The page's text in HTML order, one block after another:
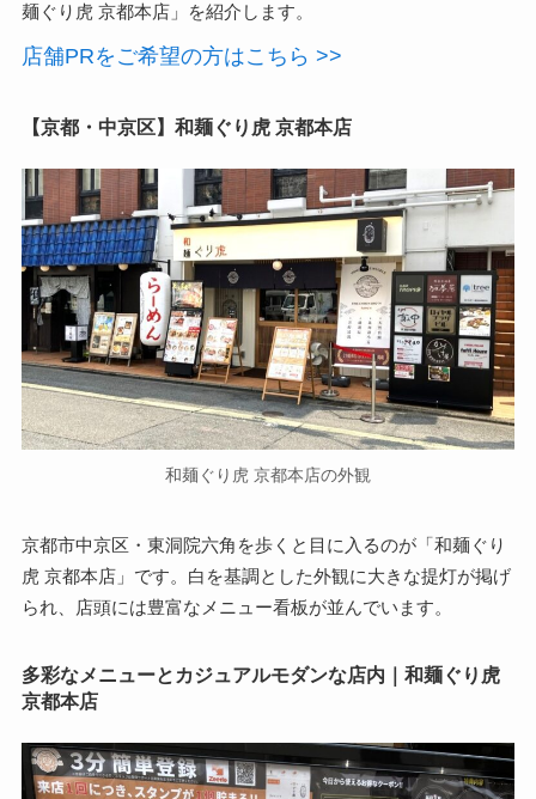
麺ぐり虎 京都本店」を紹介します。
店舗PRをご希望の方はこちら >>
【京都・中京区】和麺ぐり虎 京都本店
和麺ぐり虎 京都本店の外観
京都市中京区・東洞院六角を歩くと目に入るのが「和麺ぐり
虎 京都本店」です。白を基調とした外観に大きな提灯が掲げ
られ、店頭には豊富なメニュー看板が並んでいます。
多彩なメニューとカジュアルモダンな店内｜和麺ぐり虎
京都本店